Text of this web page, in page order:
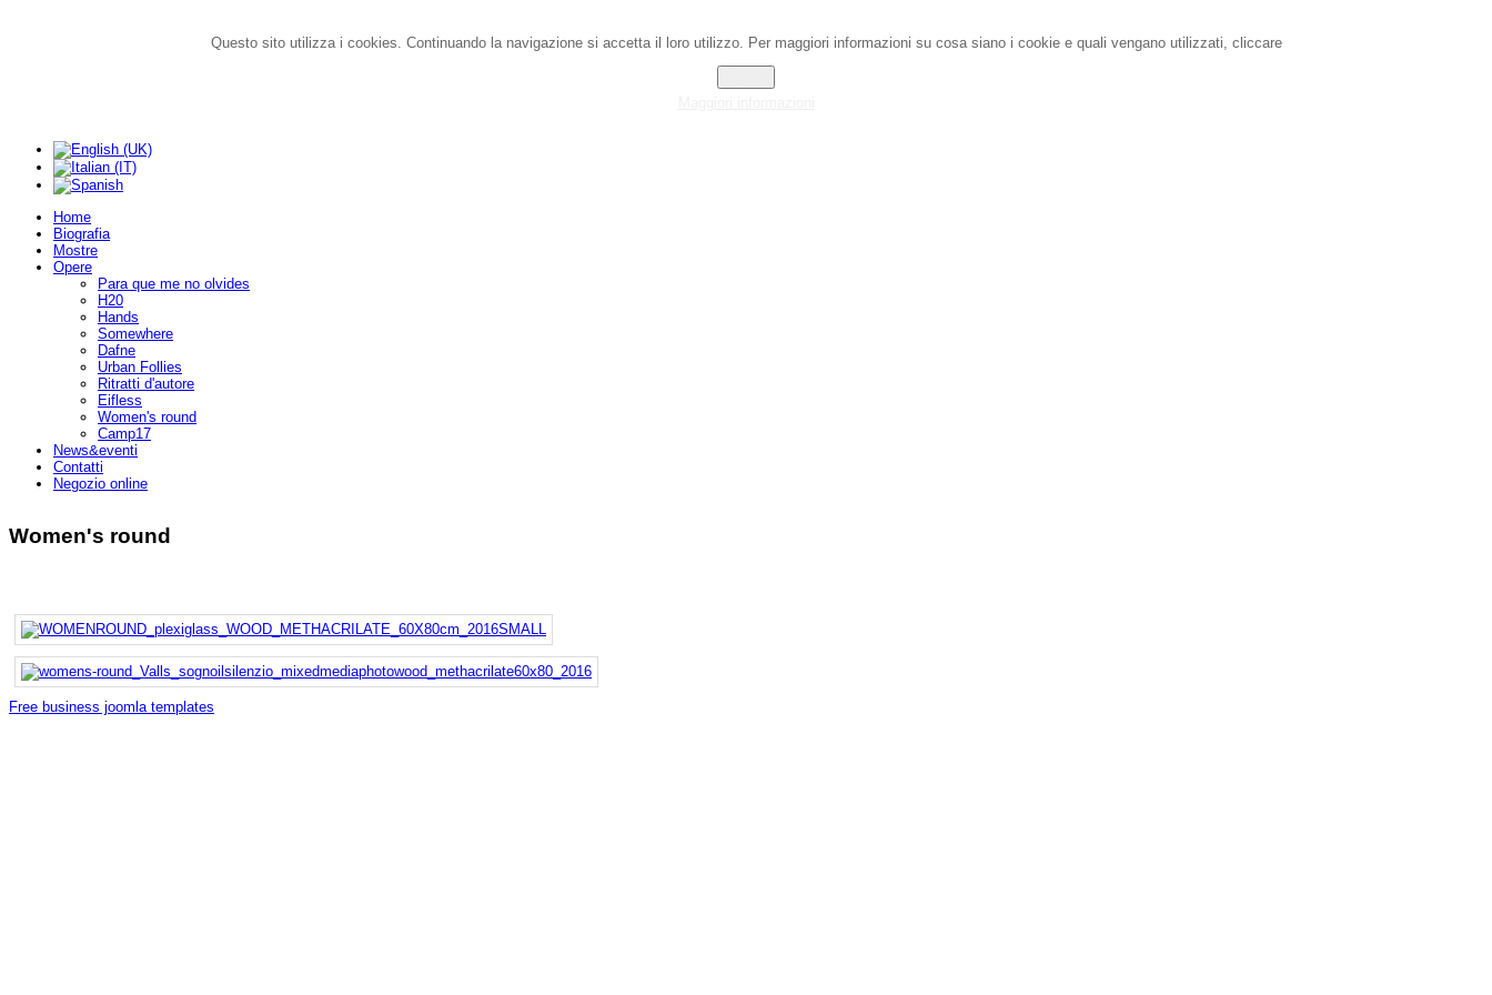
Questo sito utilizza i cookies. Continuando la navigazione si accetta il loro utilizzo. Per maggiori informazioni su cosa siano i cookie e quali vengano utilizzati, cliccare
Home
Biografia
Mostre
Opere
Para que me no olvides
H20
Hands
Somewhere
Dafne
Urban Follies
Ritratti d'autore
Eifless
Women's round
Camp17
News&eventi
Contatti
Negozio online
Women's round
Free business joomla templates